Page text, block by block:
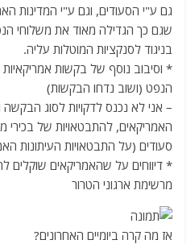
גם ע"י הסעודים, וגם ע"י המדינות
שגם כך הגדילה מאוד את משלוחי
בניגוד לסנקציות המוטלות עליה.
* וסיבוב נוסף של בקשות
הנפט (ושוב נדחו הבקשות)
– אני לא נכנס לדקויות לסוג
האמריקאים, להתבטאויות של בכירי
סעודים (על התבטאויות העיתונות
* דיווחים על שהאמריקאים
מרשימת ארגוני הטרור
אז מה קרה ביומיים האחרונים?